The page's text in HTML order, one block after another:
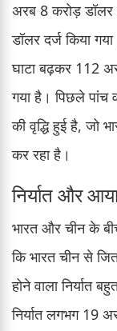
अरब 8 करोड़
डॉलर दर्ज किया
घाटा बढ़कर 112
गया है। पिछले पांच
की वृद्धि हुई है, जो
कर रहा है।
निर्यात और
भारत और चीन के
कि भारत चीन से
होने वाला निर्यात
निर्यात लगभग 19